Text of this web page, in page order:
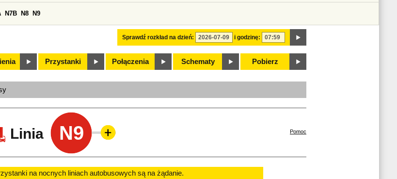
Sprawdź rozkład na dzień: i godzinę:
N7B N8 N9
Przystanki Połączenia Schematy Pobierz
Linia N9 Pomoc
na nocnych liniach autobusowych są na żądanie.